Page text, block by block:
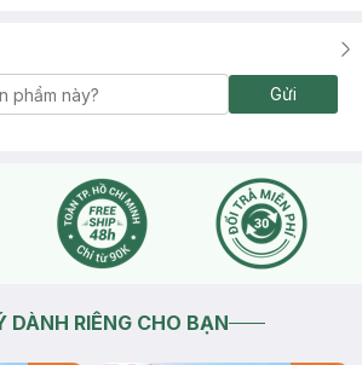
Gửi
DÀNH RIÊNG CHO BẠN